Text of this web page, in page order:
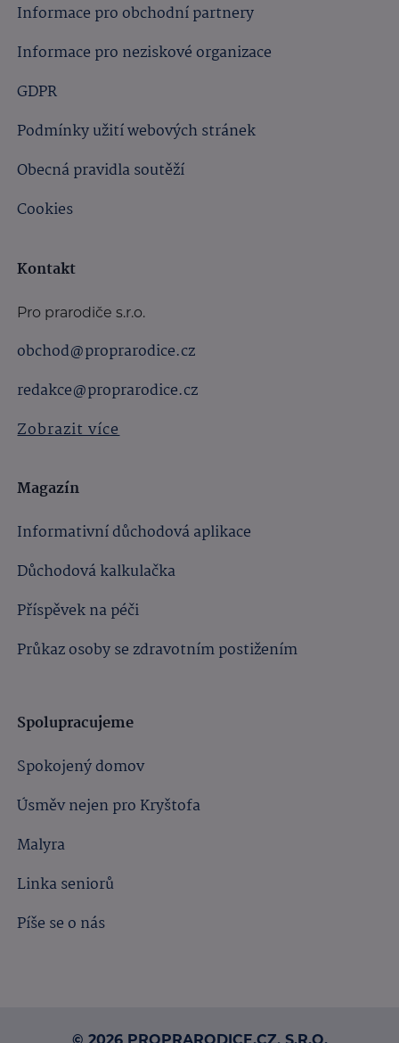
Informace pro obchodní partnery
Informace pro neziskové organizace
GDPR
Podmínky užití webových stránek
Obecná pravidla soutěží
Cookies
Kontakt
Pro prarodiče s.r.o.
obchod@proprarodice.cz
redakce@proprarodice.cz
Zobrazit více
Magazín
Informativní důchodová aplikace
Důchodová kalkulačka
Příspěvek na péči
Průkaz osoby se zdravotním postižením
Spolupracujeme
Spokojený domov
Úsměv nejen pro Kryštofa
Malyra
Linka seniorů
Píše se o nás